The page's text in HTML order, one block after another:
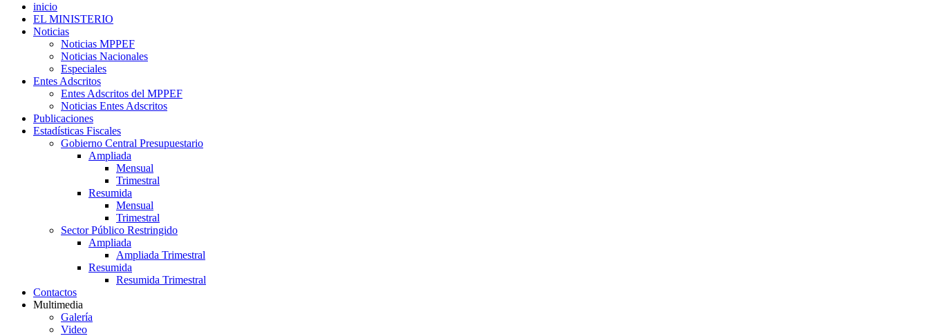
inicio
EL MINISTERIO
Noticias
Noticias MPPEF
Noticias Nacionales
Especiales
Entes Adscritos
Entes Adscritos del MPPEF
Noticias Entes Adscritos
Publicaciones
Estadísticas Fiscales
Gobierno Central Presupuestario
Ampliada
Mensual
Trimestral
Resumida
Mensual
Trimestral
Sector Público Restringido
Ampliada
Ampliada Trimestral
Resumida
Resumida Trimestral
Contactos
Multimedia
Galería
Video